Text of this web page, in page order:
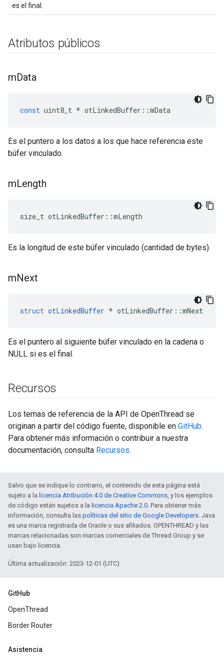
es el final.
Atributos públicos
mData
const uint8_t * otLinkedBuffer ::mData
Es el puntero a los datos a los que hace referencia este
búfer vinculado.
mLength
size_t otLinkedBuffer ::mLength
Es la longitud de este búfer vinculado (cantidad de bytes).
mNext
struct otLinkedBuffer * otLinkedBuffer ::mNext
Es el puntero al siguiente búfer vinculado en la cadena o
NULL si es el final.
Recursos
Los temas de referencia de la API de OpenThread se
originan a partir del código fuente, disponible en GitHub.
Para obtener más información o contribuir a nuestra
documentación, consulta Recursos.
Salvo que se indique lo contrario, el contenido de esta página está
sujeto a la licencia Atribución 4.0 de Creative Commons, y los ejemplos
de código están sujetos a la licencia Apache 2.0. Para obtener más
información, consulta las políticas del sitio de Google Developers. Java
es una marca registrada de Oracle o sus afiliados. OPENTHREAD y las
marcas relacionadas son marcas comerciales de Thread Group y se
usan bajo licencia.
Última actualización: 2023-12-01 (UTC)
GitHub
OpenThread
Border Router
Asistencia